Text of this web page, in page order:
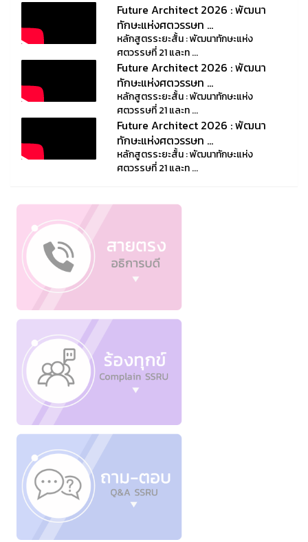
Future Architect 2026 : พัฒนา
ทักษะแห่งศตวรรษท ...
หลักสูตรระยะสั้น : พัฒนาทักษะแห่ง
ศตวรรษที่ 21 และท ...
Future Architect 2026 : พัฒนา
ทักษะแห่งศตวรรษท ...
หลักสูตรระยะสั้น : พัฒนาทักษะแห่ง
ศตวรรษที่ 21 และท ...
Future Architect 2026 : พัฒนา
ทักษะแห่งศตวรรษท ...
หลักสูตรระยะสั้น : พัฒนาทักษะแห่ง
ศตวรรษที่ 21 และท ...